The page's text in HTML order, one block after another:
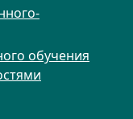
обучения